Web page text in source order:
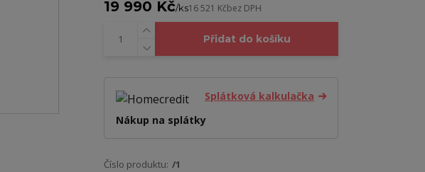
19 990 Kč/ks16 521 Kčbez DPH
Přidat do košíku
Splátková kalkulačka
Nákup na splátky
Číslo produktu: /1